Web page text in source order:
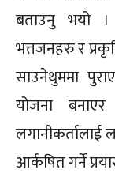
बताउनु भयो ।
भत्तजनहरु र
साउनेथुममा
योजना
लगानीकर्तालाई
आर्कषित गर्ने